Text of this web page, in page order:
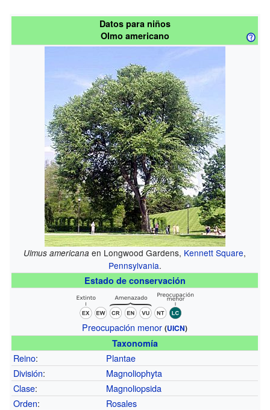
Datos para niños
Olmo americano
Ulmus americana en Longwood Gardens, Kennett Square,
Pennsylvania.
Estado de conservación
Preocupación menor (UICN)
Taxonomía
Reino:
Plantae
División:
Magnoliophyta
Clase:
Magnoliopsida
Orden:
Rosales